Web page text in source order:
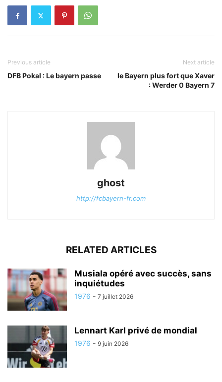
Previous article
DFB Pokal : Le bayern passe
Next article
le Bayern plus fort que Xaver
: Werder 0 Bayern 7
ghost
http://fcbayern-fr.com
RELATED ARTICLES
Musiala opéré avec succès, sans
inquiétudes
1976 - 7 juillet 2026
Lennart Karl privé de mondial
1976 - 9 juin 2026